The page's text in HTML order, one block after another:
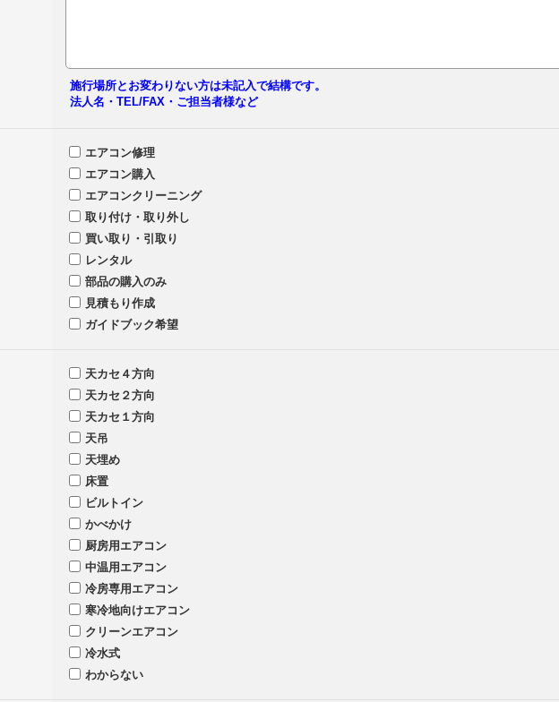
施行場所とお変わりない方は未記入で結構です。
法人名・TEL/FAX・ご担当者様など
エアコン修理
エアコン購入
エアコンクリーニング
取り付け・取り外し
買い取り・引取り
レンタル
部品の購入のみ
見積もり作成
ガイドブック希望
天カセ４方向
天カセ２方向
天カセ１方向
天吊
天埋め
床置
ビルトイン
かべかけ
厨房用エアコン
中温用エアコン
冷房専用エアコン
寒冷地向けエアコン
クリーンエアコン
冷水式
わからない